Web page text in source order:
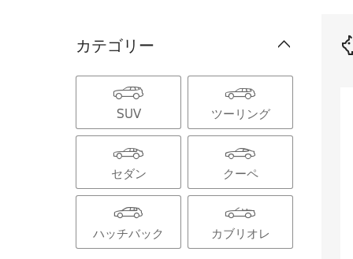
カテゴリー
SUV ツーリング
セダン クーペ
ハッチバック カブリオレ